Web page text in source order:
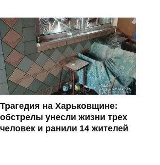
Трагедия на Харьковщине:
обстрелы унесли жизни трех
человек и ранили 14 жителей